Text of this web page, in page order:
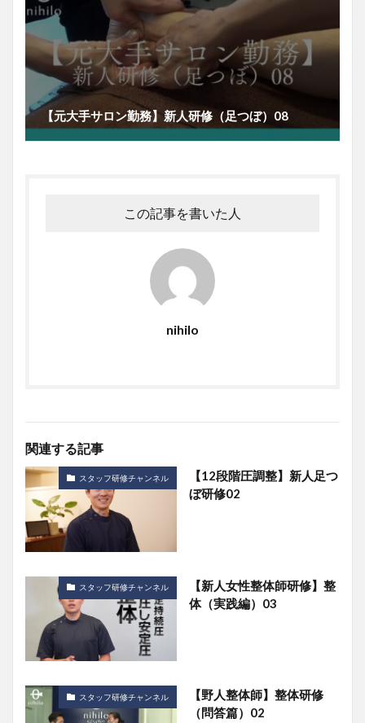
【元大手サロン勤務】新人研修（足つぼ）08
この記事を書いた人
nihilo
関連する記事
スタッフ研修チャンネル
【12段階圧調整】新人足つ
ぼ研修02
スタッフ研修チャンネル
【新人女性整体師研修】整
体（実践編）03
スタッフ研修チャンネル
【野人整体師】整体研修
（問答篇）02